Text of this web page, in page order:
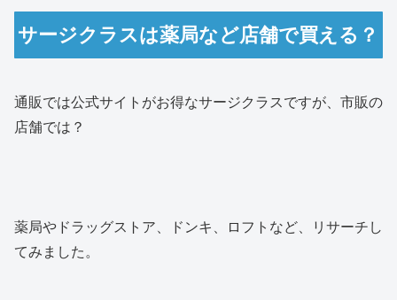
サージクラスは薬局など店舗で買える？
通販では公式サイトがお得なサージクラスですが、市販の
店舗では？
薬局やドラッグストア、ドンキ、ロフトなど、リサーチし
てみました。